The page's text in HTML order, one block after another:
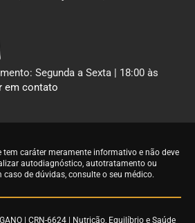
Segunda a Sexta | 18:00 às
em contato
tem caráter meramente informativo e não deve
autodiagnóstico, autotratamento ou
caso de dúvidas, consulte o seu médico.
| CRN-6624 | Nutrição, Equilíbrio e Saúde